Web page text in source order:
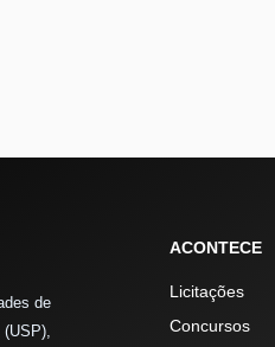
de
ACONTECE
Licitações
Concursos